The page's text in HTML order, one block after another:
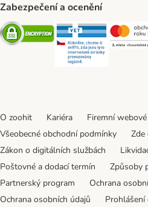
Zabezpečení a ocenění
Security Security
O zoohit Kariéra Firemní
Všeobecné obchodní podmínky
Zákon o digitálních službách
Poštovné a dodací termín
Způsoby
Partnerský program
Ochrana
Ochrana osobních údajů